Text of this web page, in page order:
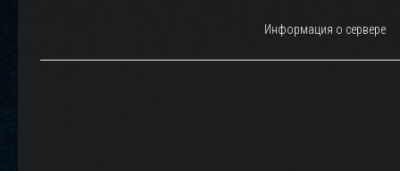
Информация о сервере